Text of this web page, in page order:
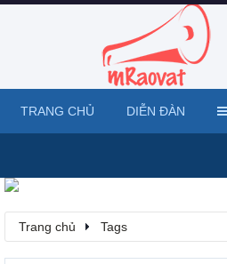
Trang chủ Tags
TRANG CHỦ DIỄN ĐÀN